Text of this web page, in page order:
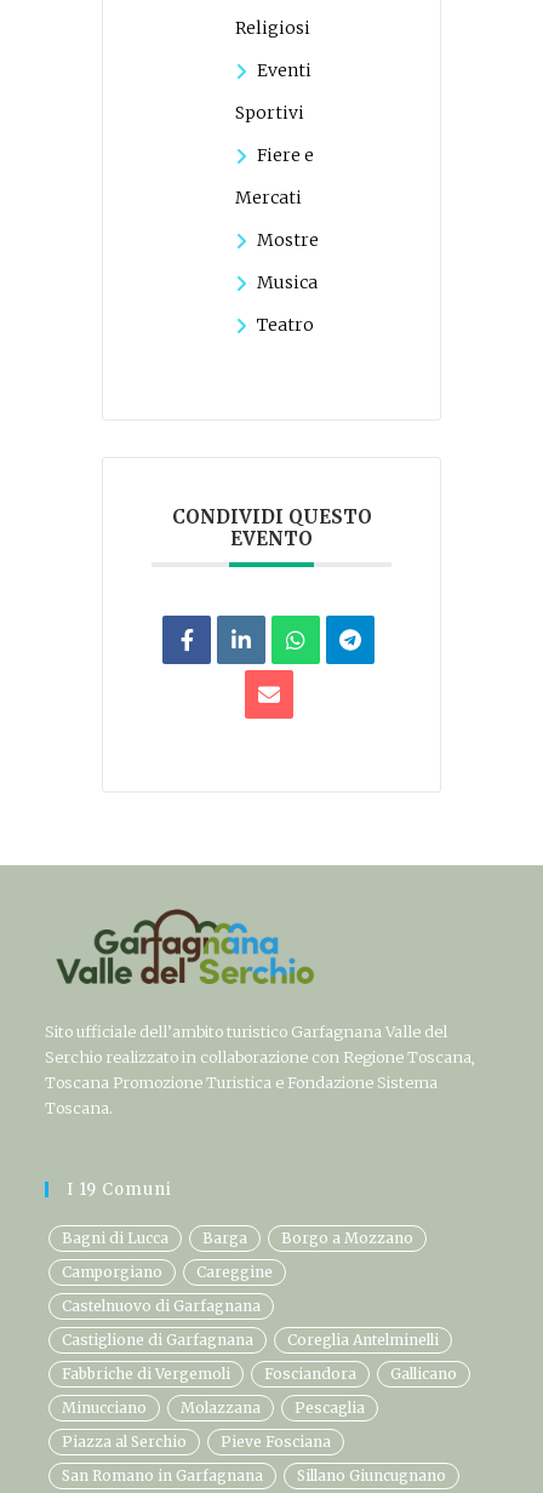
Religiosi
Eventi
Sportivi
Fiere e
Mercati
Mostre
Musica
Teatro
CONDIVIDI QUESTO
EVENTO
Sito ufficiale dell’ambito turistico Garfagnana Valle del
Serchio realizzato in collaborazione con Regione Toscana,
Toscana Promozione Turistica e Fondazione Sistema
Toscana.
I 19 Comuni
Bagni di Lucca Barga
Borgo a Mozzano
Camporgiano
Careggine
Castelnuovo di Garfagnana
Castiglione di Garfagnana
Coreglia Antelminelli
Fabbriche di Vergemoli
Fosciandora
Gallicano
Minucciano
Molazzana
Pescaglia
Piazza al Serchio
Pieve Fosciana
San Romano in Garfagnana
Sillano Giuncugnano